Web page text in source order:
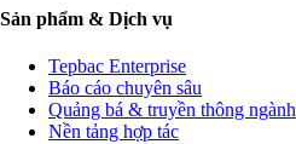
Sản phẩm & Dịch vụ
Tepbac Enterprise
Báo cáo chuyên sâu
Quảng bá & truyền thông ngành
Nền tảng hợp tác